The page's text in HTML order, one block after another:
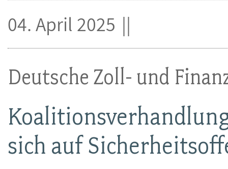
Deutsche Zoll- und
sich auf
04. April 2025